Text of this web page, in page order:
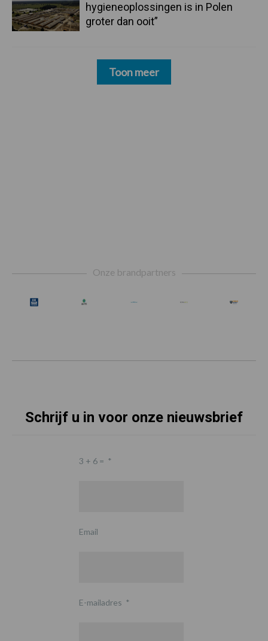
hygieneoplossingen is in Polen
groter dan ooit”
Toon meer
Onze brandpartners
Schrijf u in voor onze nieuwsbrief
3 + 6 = *
Email
E-mailadres *